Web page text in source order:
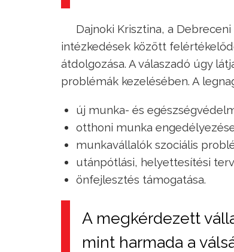
Dajnoki Krisztina, a
intézkedések között
átdolgozása. A válaszadó úgy
problémák kezelésében. A
új munka- és
otthoni munka
munkavállalók szociális
utánpótlási, helyettesítési
önfejlesztés támogatása.
A megkérdezett
mint harmada a